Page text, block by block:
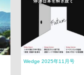
Wedge 2025年11月号